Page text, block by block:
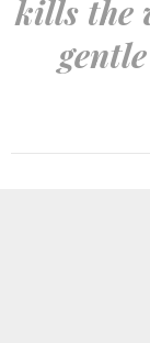
kills the